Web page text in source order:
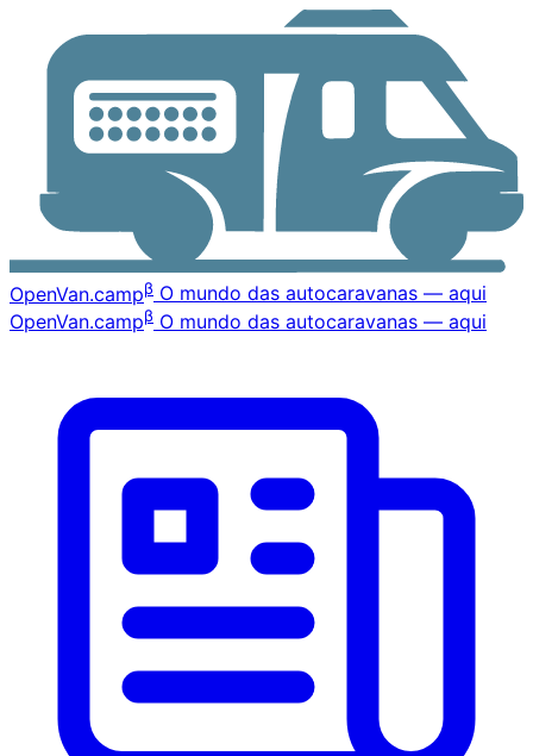
OpenVan.campβ O mundo das autocaravanas — aqui
OpenVan.campβ O mundo das autocaravanas — aqui